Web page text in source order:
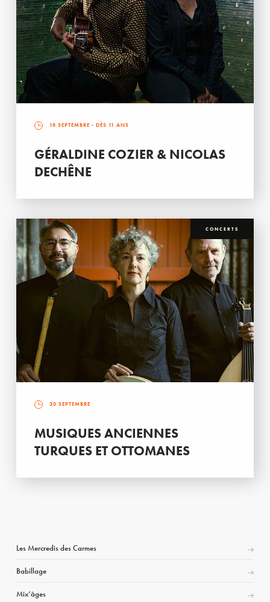
18 SEPTEMBRE - DÈS 11 ANS
GÉRALDINE COZIER & NICOLAS
DECHÊNE
CONCERTS
30 SEPTEMBRE
MUSIQUES ANCIENNES
TURQUES ET OTTOMANES
Les Mercredis des Carmes
Babillage
Mix’âges